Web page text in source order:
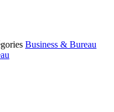
Business & Bureau